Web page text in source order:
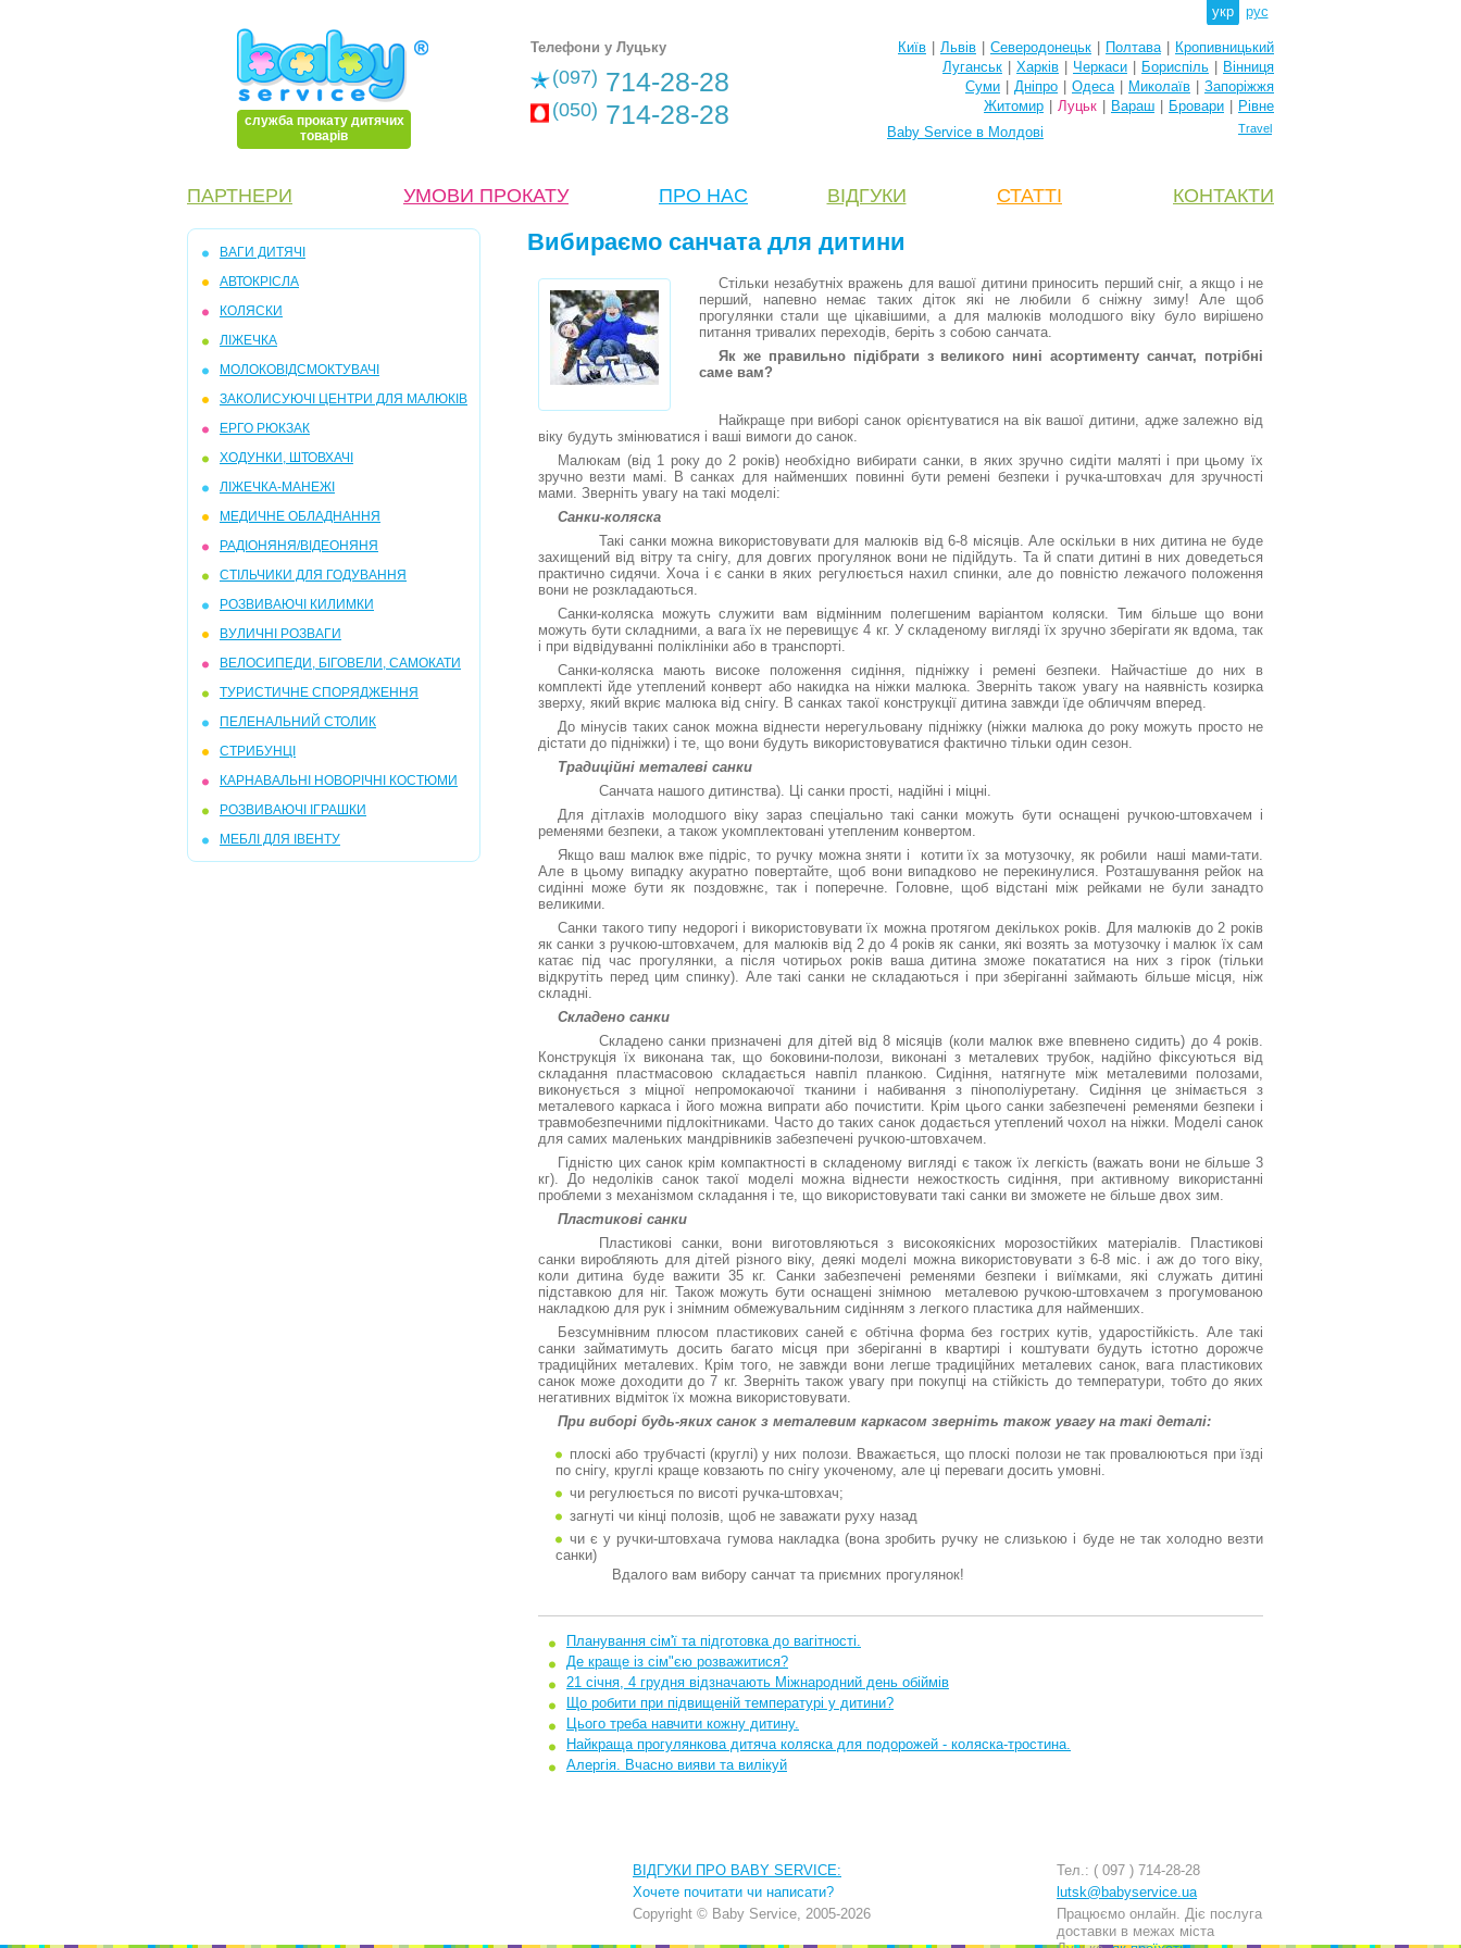
укр рус
служба прокату дитячих
товарів
Телефони у Луцьку
(097) 714-28-28
(050) 714-28-28
Київ Львів Северодонецьк Полтава
Кропивницький
Луганськ
Харків Черкаси Бориспіль
Вінниця
Суми
Дніпро Одеса Миколаїв
Запоріжжя
Житомир
Луцьк Вараш Бровари
Рівне
Baby Service в Молдові
Travel
ПАРТНЕРИ УМОВИ ПРОКАТУ ПРО НАС ВІДГУКИ СТАТТІ КОНТАКТИ
ВАГИ ДИТЯЧІ
АВТОКРІСЛА
КОЛЯСКИ
ЛІЖЕЧКА
МОЛОКОВІДСМОКТУВАЧІ
ЗАКОЛИСУЮЧІ ЦЕНТРИ ДЛЯ МАЛЮКІВ
ЕРГО РЮКЗАК
ХОДУНКИ, ШТОВХАЧІ
ЛІЖЕЧКА-МАНЕЖІ
МЕДИЧНЕ ОБЛАДНАННЯ
РАДІОНЯНЯ/ВІДЕОНЯНЯ
СТІЛЬЧИКИ ДЛЯ ГОДУВАННЯ
РОЗВИВАЮЧІ КИЛИМКИ
ВУЛИЧНІ РОЗВАГИ
ВЕЛОСИПЕДИ, БІГОВЕЛИ, САМОКАТИ
ТУРИСТИЧНЕ СПОРЯДЖЕННЯ
ПЕЛЕНАЛЬНИЙ СТОЛИК
СТРИБУНЦІ
КАРНАВАЛЬНІ НОВОРІЧНІ КОСТЮМИ
РОЗВИВАЮЧІ ІГРАШКИ
МЕБЛІ ДЛЯ ІВЕНТУ
Вибираємо санчата для дитини
Стільки незабутніх вражень для вашої дитини приносить перший сніг, а якщо і не
перший, напевно немає таких діток які не любили б сніжну зиму! Але щоб
прогулянки стали ще цікавішими, а для малюків молодшого віку було вирішено
питання тривалих переходів, беріть з собою санчата.
Як же правильно підібрати з великого нині асортименту санчат, потрібні
саме вам?
Найкраще при виборі санок орієнтуватися на вік вашої дитини, адже залежно від
віку будуть змінюватися і ваші вимоги до санок.
Малюкам (від 1 року до 2 років) необхідно вибирати санки, в яких зручно сидіти маляті і при цьому їх
зручно везти мамі. В санках для найменших повинні бути ремені безпеки і ручка-штовхач для зручності
мами. Зверніть увагу на такі моделі:
Санки-коляска
Такі санки можна використовувати для малюків від 6-8 місяців. Але оскільки в них дитина не буде
захищений від вітру та снігу, для довгих прогулянок вони не підійдуть. Та й спати дитині в них доведеться
практично сидячи. Хоча і є санки в яких регулюється нахил спинки, але до повністю лежачого положення
вони не розкладаються.
Санки-коляска можуть служити вам відмінним полегшеним варіантом коляски. Тим більше що вони
можуть бути складними, а вага їх не перевищує 4 кг. У складеному вигляді їх зручно зберігати як вдома, так
і при відвідуванні поліклініки або в транспорті.
Санки-коляска мають високе положення сидіння, підніжку і ремені безпеки. Найчастіше до них в
комплекті йде утеплений конверт або накидка на ніжки малюка. Зверніть також увагу на наявність козирка
зверху, який вкриє малюка від снігу. В санках такої конструкції дитина завжди їде обличчям вперед.
До мінусів таких санок можна віднести нерегульовану підніжку (ніжки малюка до року можуть просто не
дістати до підніжки) і те, що вони будуть використовуватися фактично тільки один сезон.
Традиційні металеві санки
Санчата нашого дитинства). Ці санки прості, надійні і міцні.
Для дітлахів молодшого віку зараз спеціально такі санки можуть бути оснащені ручкою-штовхачем і
ременями безпеки, а також укомплектовані утепленим конвертом.
Якщо ваш малюк вже підріс, то ручку можна зняти і котити їх за мотузочку, як робили наші мами-тати.
Але в цьому випадку акуратно повертайте, щоб вони випадково не перекинулися. Розташування рейок на
сидінні може бути як поздовжнє, так і поперечне. Головне, щоб відстані між рейками не були занадто
великими.
Санки такого типу недорогі і використовувати їх можна протягом декількох років. Для малюків до 2 років
як санки з ручкою-штовхачем, для малюків від 2 до 4 років як санки, які возять за мотузочку і малюк їх сам
катає під час прогулянки, а після чотирьох років ваша дитина зможе покататися на них з гірок (тільки
відкрутіть перед цим спинку). Але такі санки не складаються і при зберіганні займають більше місця, ніж
складні.
Складено санки
Складено санки призначені для дітей від 8 місяців (коли малюк вже впевнено сидить) до 4 років.
Конструкція їх виконана так, що боковини-полози, виконані з металевих трубок, надійно фіксуються від
складання пластмасовою складається навпіл планкою. Сидіння, натягнуте між металевими полозами,
виконується з міцної непромокаючої тканини і набивання з пінополіуретану. Сидіння це знімається з
металевого каркаса і його можна випрати або почистити. Крім цього санки забезпечені ременями безпеки і
травмобезпечними підлокітниками. Часто до таких санок додається утеплений чохол на ніжки. Моделі санок
для самих маленьких мандрівників забезпечені ручкою-штовхачем.
Гідністю цих санок крім компактності в складеному вигляді є також їх легкість (важать вони не більше 3
кг). До недоліків санок такої моделі можна віднести нежосткость сидіння, при активному використанні
проблеми з механізмом складання і те, що використовувати такі санки ви зможете не більше двох зим.
Пластикові санки
Пластикові санки, вони виготовляються з високоякісних морозостійких матеріалів. Пластикові
санки виробляють для дітей різного віку, деякі моделі можна використовувати з 6-8 міс. і аж до того віку,
коли дитина буде важити 35 кг. Санки забезпечені ременями безпеки і виїмками, які служать дитині
підставкою для ніг. Також можуть бути оснащені знімною металевою ручкою-штовхачем з прогумованою
накладкою для рук і знімним обмежувальним сидінням з легкого пластика для найменших.
Безсумнівним плюсом пластикових саней є обтічна форма без гострих кутів, ударостійкість. Але такі
санки займатимуть досить багато місця при зберіганні в квартирі і коштувати будуть істотно дорожче
традиційних металевих. Крім того, не завжди вони легше традиційних металевих санок, вага пластикових
санок може доходити до 7 кг. Зверніть також увагу при покупці на стійкість до температури, тобто до яких
негативних відміток їх можна використовувати.
При виборі будь-яких санок з металевим каркасом зверніть також увагу на такі деталі:
плоскі або трубчасті (круглі) у них полози. Вважається, що плоскі полози не так провалюються при їзді
по снігу, круглі краще ковзають по снігу укоченому, але ці переваги досить умовні.
чи регулюється по висоті ручка-штовхач;
загнуті чи кінці полозів, щоб не заважати руху назад
чи є у ручки-штовхача гумова накладка (вона зробить ручку не слизькою і буде не так холодно везти
санки)
Вдалого вам вибору санчат та приємних прогулянок!
Планування сім'ї та підготовка до вагітності.
Де краще із сім"єю розважитися?
21 січня, 4 грудня відзначають Міжнародний день обіймів
Що робити при підвищеній температурі у дитини?
Цього треба навчити кожну дитину.
Найкраща прогулянкова дитяча коляска для подорожей - коляска-тростина.
Алергія. Вчасно вияви та вилікуй
ВІДГУКИ ПРО BABY SERVICE:
Хочете почитати чи написати?
Copyright © Baby Service, 2005-2026
Тел.: ( 097 ) 714-28-28
lutsk@babyservice.ua
Працюємо онлайн. Діє послуга
доставки в межах міста